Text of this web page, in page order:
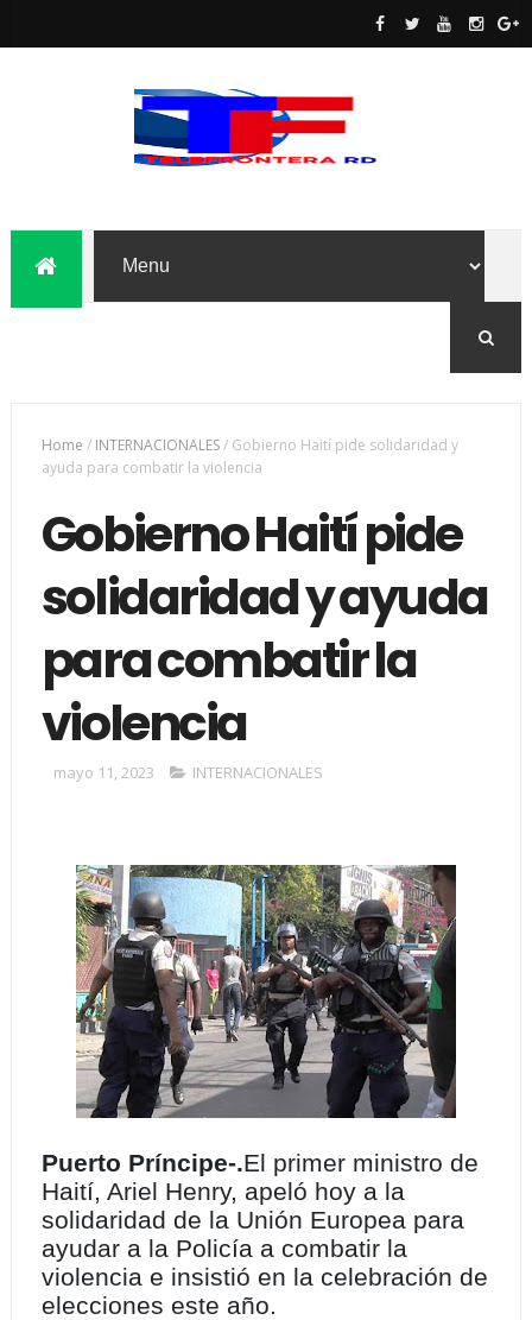
Home / INTERNACIONALES/ Gobierno Haití pide solidaridad y
ayuda para combatir la violencia
Gobierno Haití pide
solidaridad y ayuda
para combatir la
violencia
mayo 11, 2023 INTERNACIONALES
Puerto Príncipe-.El primer ministro de
Haití, Ariel Henry, apeló hoy a la
solidaridad de la Unión Europea para
ayudar a la Policía a combatir la
violencia e insistió en la celebración de
elecciones este año.